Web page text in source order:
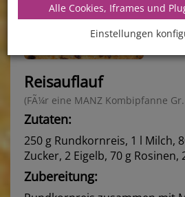
Reisauflauf
(FÃ¼r eine MANZ Kombipfanne Gr.
Zutaten:
250 g Rundkornreis, 1 l Milch,
Zucker, 2 Eigelb, 70 g Rosinen,
Zubereitung:
Alle Cookies, Iframes und
Einstellungen